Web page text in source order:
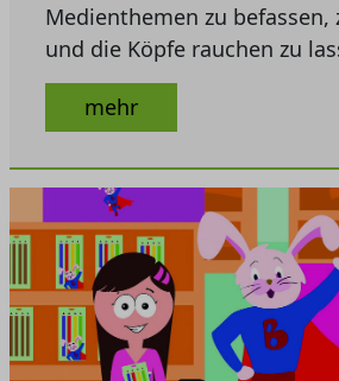
Medienthemen zu befassen,
und die Köpfe rauchen zu
mehr